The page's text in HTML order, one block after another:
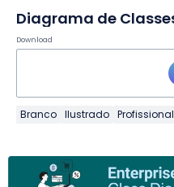
Download
Branco Ilustrado Profissional